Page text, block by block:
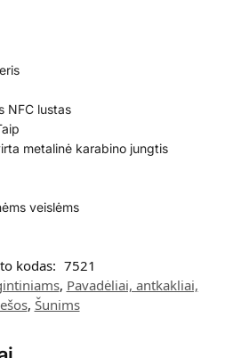
NFC lustas
metalinė karabino jungtis
veislėms
kodas: 7521
, Pavadėliai, antkakliai,
, Šunims